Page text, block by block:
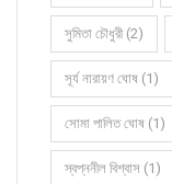
সুমিতা চৌধুরী (2)
সূর্য নারায়ণ ঘোষ (1)
সোমা পালিত ঘোষ (1)
স্বপ্ননীল বিশ্বাস (1)